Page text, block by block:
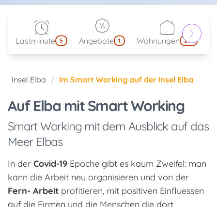
Lastminute 5 Angebote 1 Wohnungen 214
Insel Elba Im Smart Working auf der Insel Elba
Auf Elba mit Smart Working
Smart Working mit dem Ausblick auf das
Meer Elbas
In der Covid-19 Epoche gibt es kaum Zweifel: man
kann die Arbeit neu organisieren und von der
Fern- Arbeit profitieren, mit positiven Einfluessen
auf die Firmen und die Menschen die dort